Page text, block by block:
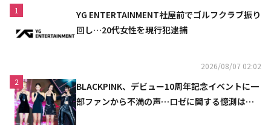
1
YG ENTERTAINMENT社屋前でゴルフクラブ振り
回し…20代女性を現行犯逮捕
2026/08/07 02:02
2
BLACKPINK、デビュー10周年記念イベントに一
部ファンから不満の声…ロゼに関する憶測は否